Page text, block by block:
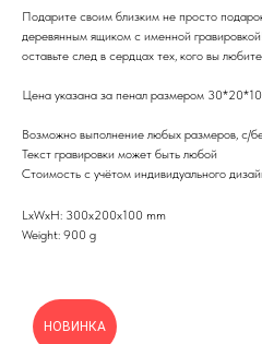
Подарите своим близким не просто
деревянным ящиком с именной
оставьте след в сердцах тех, кого вы
Цена указана за пенал размером
Возможно выполнение любых размеров, с/
Текст гравировки может быть любой
Стоимость с учётом индивидуального
LxWxH: 300x200x100 mm
Weight: 900 g
НОВИНКА